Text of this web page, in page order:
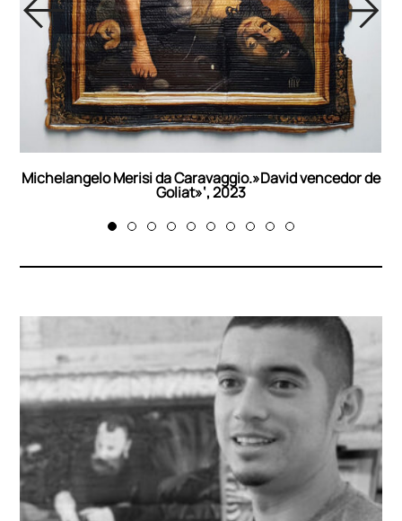
Michelangelo Merisi da Caravaggio.»David vencedor de
Goliat»‘, 2023